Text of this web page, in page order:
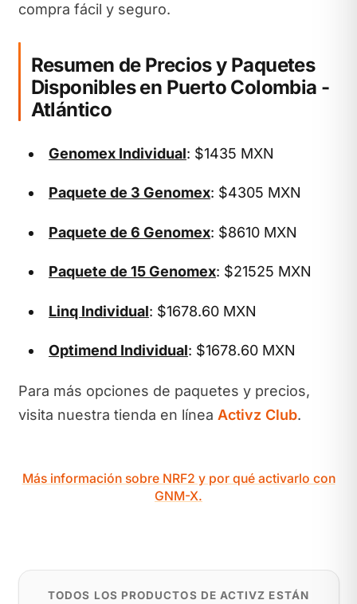
compra fácil y seguro.
Resumen de Precios y Paquetes
Disponibles en Puerto Colombia -
Atlántico
Genomex Individual: $1435 MXN
Paquete de 3 Genomex: $4305 MXN
Paquete de 6 Genomex: $8610 MXN
Paquete de 15 Genomex: $21525 MXN
Linq Individual: $1678.60 MXN
Optimend Individual: $1678.60 MXN
Para más opciones de paquetes y precios,
visita nuestra tienda en línea Activz Club.
Más información sobre NRF2 y por qué activarlo con
GNM-X.
TODOS LOS PRODUCTOS DE ACTIVZ ESTÁN